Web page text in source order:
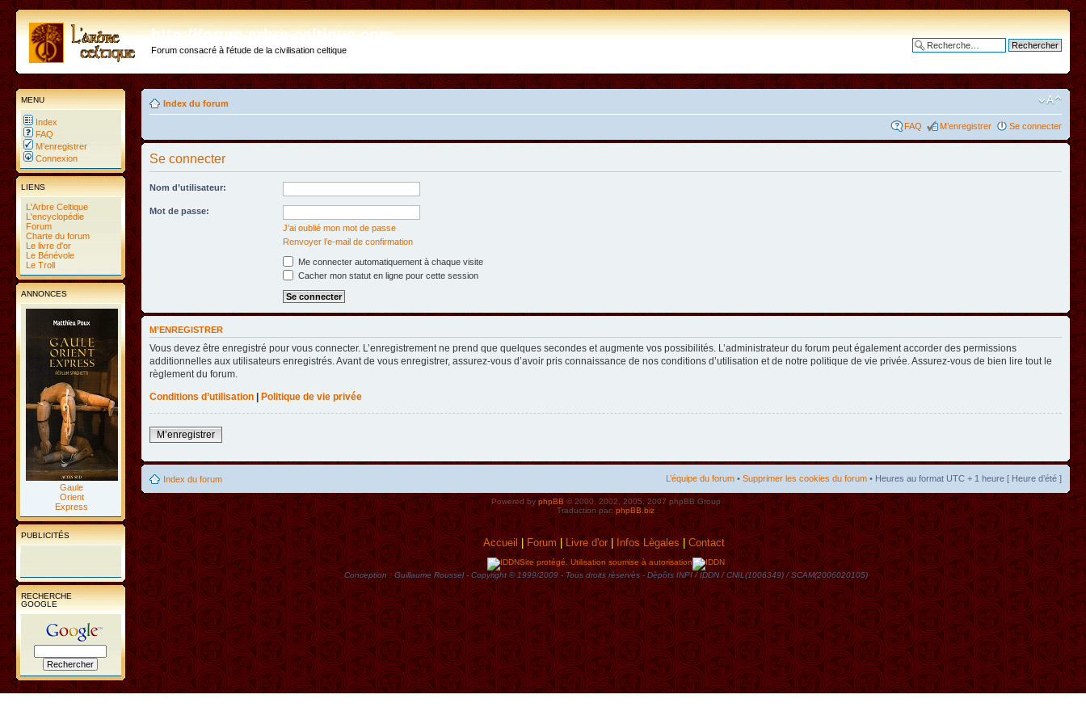
http://forum.arbre-celtique.com
Forum consacré à l'étude de la civilisation celtique
MENU
Index
FAQ
M’enregistrer
Connexion
LIENS
L'Arbre Celtique
L'encyclopédie
Forum
Charte du forum
Le livre d'or
Le Bénévole
Le Troll
ANNONCES
Gaule
Orient
Express
PUBLICITÉS
RECHERCHE
GOOGLE
Index du forum
FAQ M’enregistrer Se connecter
Se connecter
Nom d’utilisateur:
Mot de passe:
J’ai oublié mon mot de passe
Renvoyer l’e-mail de confirmation
Me connecter automatiquement à chaque visite
Cacher mon statut en ligne pour cette session
M’ENREGISTRER
Vous devez être enregistré pour vous connecter. L’enregistrement ne prend que quelques secondes et augmente vos possibilités. L’administrateur du forum peut également accorder des permissions
additionnelles aux utilisateurs enregistrés. Avant de vous enregistrer, assurez-vous d’avoir pris connaissance de nos conditions d’utilisation et de notre politique de vie privée. Assurez-vous de bien lire tout le
règlement du forum.
Conditions d’utilisation
Politique de vie privée
M’enregistrer
Index du forum L’équipe du forum • Supprimer les cookies du forum • Heures au format UTC + 1 heure [ Heure d’été ]
Powered byphpBB© 2000, 2002, 2005, 2007 phpBB Group
Traduction par:phpBB.biz
Accueil| Forum|Livre d'or|Infos Lègales|Contact
Site protégé. Utilisation soumise à autorisation
Conception : Guillaume Roussel - Copyright © 1999/2009 - Tous droits rèservès - Dèpôts INPI / IDDN / CNIL(1006349) / SCAM(2006020105)